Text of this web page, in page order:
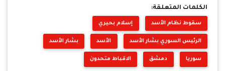
الكلمات المتعلقة:
سقوط نظام الأسد إسلام بحيري
الرئيس السوري بشار الأسد الأسد بشار الأسد
سوريا دمشق الاقباط متحدون